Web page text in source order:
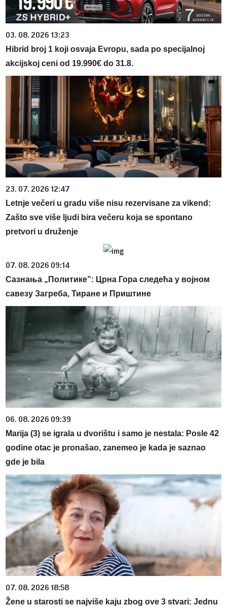
03. 08. 2026 13:23
Hibrid broj 1 koji osvaja Evropu, sada po specijalnoj
akcijskoj ceni od 19.990€ do 31.8.
23. 07. 2026 12:47
Letnje večeri u gradu više nisu rezervisane za vikend:
Zašto sve više ljudi bira večeru koja se spontano
pretvori u druženje
07. 08. 2026 09:14
Сазнања „Политике”: Црна Гора следећа у војном
савезу Загреба, Тиране и Приштине
06. 08. 2026 09:39
Marija (3) se igrala u dvorištu i samo je nestala: Posle 42
godine otac je pronašao, zanemeo je kada je saznao
gde je bila
07. 08. 2026 18:58
Žene u starosti se najviše kaju zbog ove 3 stvari: Jednu